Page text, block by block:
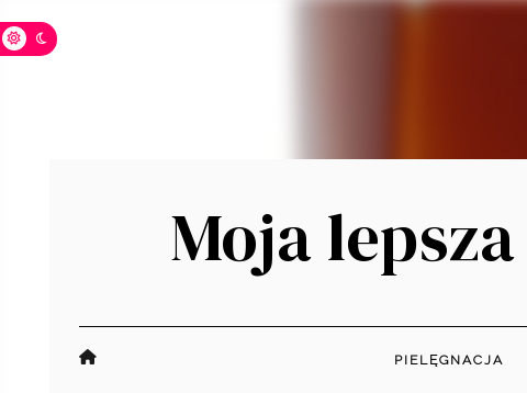
Moja
PIELĘGNACJA